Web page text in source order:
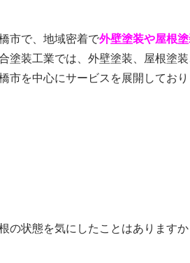
市で、地域密着で外壁塗装や屋根
塗装工業では、外壁塗装、屋根塗
市を中心にサービスを展開しており
の状態を気にしたことはありますか